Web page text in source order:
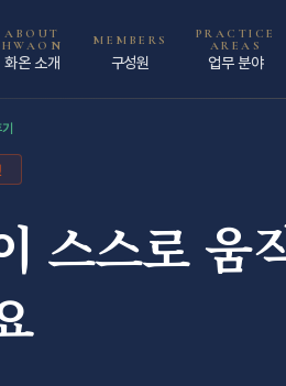
ABOUT
HWAON
화온 소개
MEMBERS
구성원
PRACTICE
AREAS
업무 분야
스스로 움